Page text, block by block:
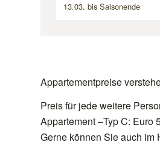
13.03. bis Saisonende
Appartementpreise
Preis für jede weitere
Appartement –Typ C: Euro
Gerne können Sie auch im